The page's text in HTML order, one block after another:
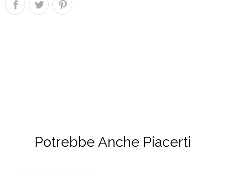
Potrebbe Anche Piacerti